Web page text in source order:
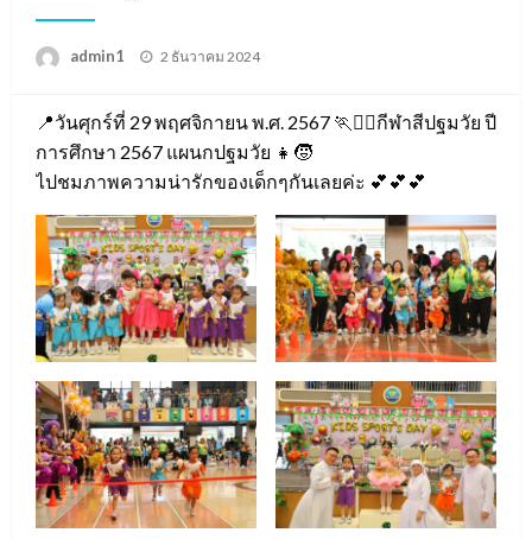
admin1
Posted
2 ธันวาคม 2024
📍วันศุกร์ที่ 29 พฤศจิกายน พ.ศ. 2567 🏃🏃‍♀️กีฬาสีปฐมวัย ปี
การศึกษา 2567 แผนกปฐมวัย 👧🧒
ไปชมภาพความน่ารักของเด็กๆกันเลยค่ะ 💕💕💕